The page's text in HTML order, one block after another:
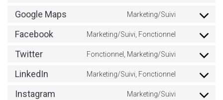
Google Maps Marketing/Suivi
Facebook Marketing/Suivi, Fonctionnel
Twitter Fonctionnel, Marketing/Suivi
LinkedIn Marketing/Suivi, Fonctionnel
Instagram Marketing/Suivi